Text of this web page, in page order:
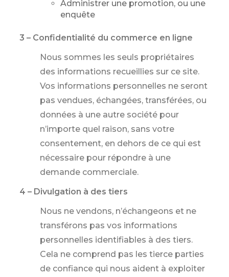
Administrer une promotion, ou une
enquête
3 – Confidentialité du commerce en ligne
Nous sommes les seuls propriétaires
des informations recueillies sur ce site.
Vos informations personnelles ne seront
pas vendues, échangées, transférées, ou
données à une autre société pour
n’importe quel raison, sans votre
consentement, en dehors de ce qui est
nécessaire pour répondre à une
demande commerciale.
4 – Divulgation à des tiers
Nous ne vendons, n’échangeons et ne
transférons pas vos informations
personnelles identifiables à des tiers.
Cela ne comprend pas les tierce parties
de confiance qui nous aident à exploiter